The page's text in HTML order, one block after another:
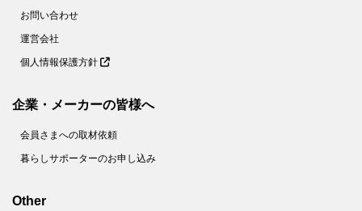
お問い合わせ
運営会社
個人情報保護方針
企業・メーカーの皆様へ
会員さまへの取材依頼
暮らしサポーターのお申し込み
Other